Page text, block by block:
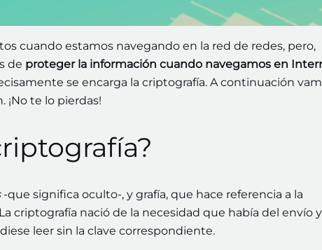
cuando estamos navegando en la red de redes, pero,
de proteger la información cuando navegamos en
se encarga la criptografía. A continuación
te lo pierdas!
-que significa oculto-, y grafía, que hace referencia a la
criptografía nació de la necesidad que había del envío y
leer sin la clave correspondiente.